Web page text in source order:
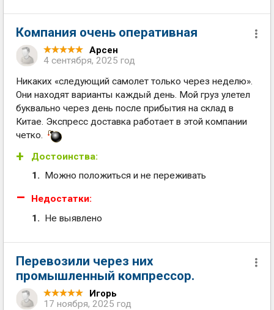
Компания очень оперативная
Арсен
4 сентября, 2025 год
Никаких «следующий самолет только через неделю».
Они находят варианты каждый день. Мой груз улетел
буквально через день после прибытия на склад в
Китае. Экспресс доставка работает в этой компании
четко.
Достоинства:
Можно положиться и не переживать
Недостатки:
Не выявлено
Перевозили через них
промышленный компрессор.
Игорь
17 ноября, 2025 год